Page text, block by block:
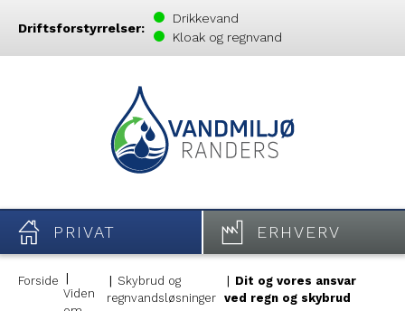
Driftsforstyrrelser:
Drikkevand
Kloak og regnvand
PRIVAT ERHVERV
Forside
Viden
Skybrud og
regnvandsløsninger
Dit og vores ansvar
ved regn og skybrud